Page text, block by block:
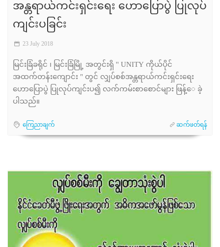
အန္တရာယ်ကင်းရှင်းရေး ဟောပြောပွဲ ပြုလုပ်
ကျင်းပခြင်း
23 July 2018
မြင်းခြံခရိုင် ၊ မြင်းခြံမြို့ အတွင်းရှိ '' UNITY ကိုယ်ပိုင်
အထက်တန်းကျောင်း " တွင် လျှပ်စစ်အန္တရာယ်ကင်းရှင်းရေး
ဟောပြောပွဲ ပြုလုပ်ကျင်းပ၍ လက်ကမ်းစာစောင်များ ဖြန့်​ေ ခဲ့
ပါသည်။
ကြေညာချက် ဆက်ဖတ်ရန်